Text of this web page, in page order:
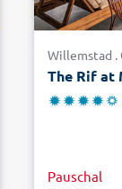
Willemstad .
The Rif at
Pauschal